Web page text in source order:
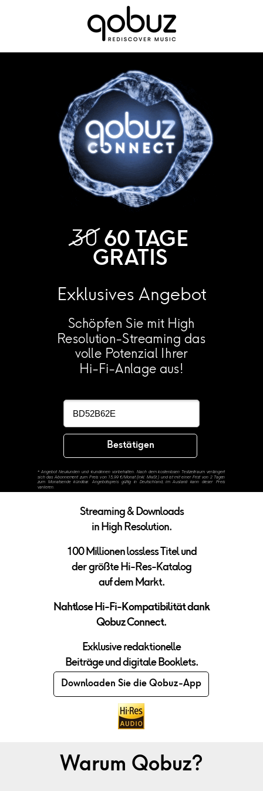
Bestätigen
*Angebot Neukunden und -kundinnen vorbehalten. Nach dem kostenlosen Testzeitraum verlängert
sich das Abonnement zum Preis von 15,99 €/Monat (inkl. MwSt.) und ist mit einer Frist von 2 Tagen
zum Monatsende kündbar. Angebotspreis gültig in Deutschland, im Ausland kann dieser Preis
variieren.
Exklusives Angebot
Schöpfen Sie mit High
Resolution-Streaming das
volle Potenzial Ihrer
Hi-Fi-Anlage aus!
60 TAGE
GRATIS
Warum Qobuz?
Streaming & Downloads
in High Resolution.
100 Millionen lossless Titel und
der größte Hi-Res-Katalog
auf dem Markt.
Nahtlose Hi-Fi-Kompatibilität dank
Qobuz Connect.
Exklusive redaktionelle
Beiträge und digitale Booklets.
Downloaden Sie die Qobuz-App